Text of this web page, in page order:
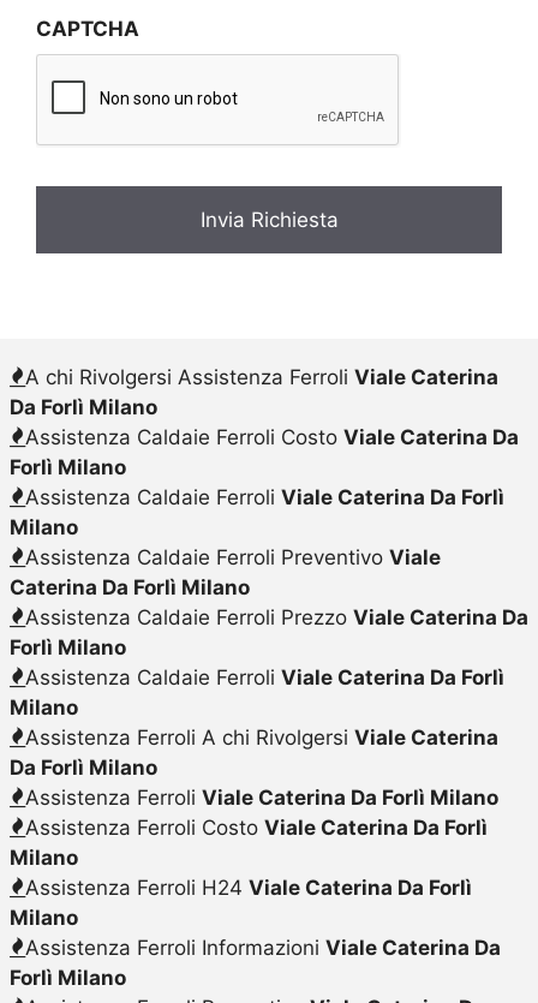
a
c
*
CAPTCHA
A chi Rivolgersi Assistenza Ferroli Viale Caterina
Da Forlì Milano
Assistenza Caldaie Ferroli Costo Viale Caterina Da
Forlì Milano
Assistenza Caldaie Ferroli Viale Caterina Da Forlì
Milano
Assistenza Caldaie Ferroli Preventivo Viale
Caterina Da Forlì Milano
Assistenza Caldaie Ferroli Prezzo Viale Caterina Da
Forlì Milano
Assistenza Caldaie Ferroli Viale Caterina Da Forlì
Milano
Assistenza Ferroli A chi Rivolgersi Viale Caterina
Da Forlì Milano
Assistenza Ferroli Viale Caterina Da Forlì Milano
Assistenza Ferroli Costo Viale Caterina Da Forlì
Milano
Assistenza Ferroli H24 Viale Caterina Da Forlì
Milano
Assistenza Ferroli Informazioni Viale Caterina Da
Forlì Milano